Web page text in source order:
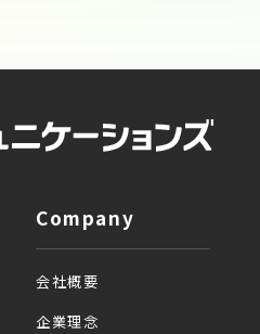
Company
会社概要
企業理念